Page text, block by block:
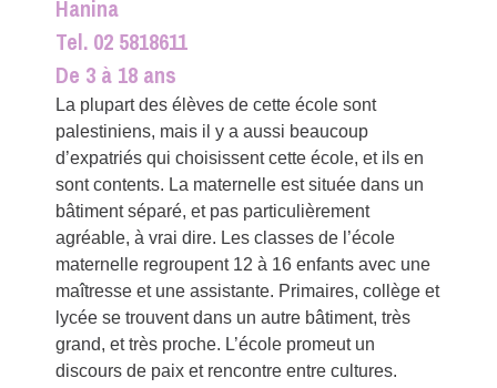
Hanina
Tel. 02 5818611
De 3 à 18 ans
La plupart des élèves de cette école sont
palestiniens, mais il y a aussi beaucoup
d’expatriés qui choisissent cette école, et ils en
sont contents. La maternelle est située dans un
bâtiment séparé, et pas particulièrement
agréable, à vrai dire. Les classes de l’école
maternelle regroupent 12 à 16 enfants avec une
maîtresse et une assistante. Primaires, collège et
lycée se trouvent dans un autre bâtiment, très
grand, et très proche. L’école promeut un
discours de paix et rencontre entre cultures.